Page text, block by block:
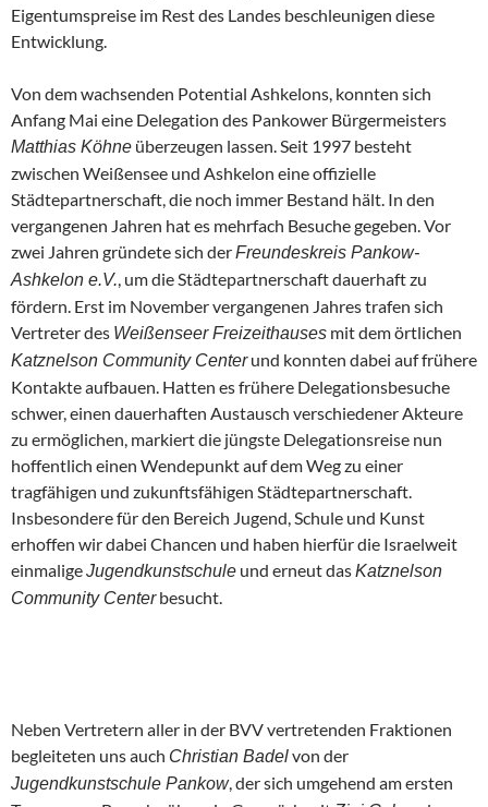
Eigentumspreise im Rest des Landes beschleunigen diese
Entwicklung.
Von dem wachsenden Potential Ashkelons, konnten sich
Anfang Mai eine Delegation des Pankower Bürgermeisters
Matthias Köhne überzeugen lassen. Seit 1997 besteht
zwischen Weißensee und Ashkelon eine offizielle
Städtepartnerschaft, die noch immer Bestand hält. In den
vergangenen Jahren hat es mehrfach Besuche gegeben. Vor
zwei Jahren gründete sich derFreundeskreis Pankow-
Ashkelon e.V., um die Städtepartnerschaft dauerhaft zu
fördern. Erst im November vergangenen Jahres trafen sich
Vertreter des Weißenseer Freizeithauses mit dem örtlichen
Katznelson Community Centerund konnten dabei auf frühere
Kontakte aufbauen. Hatten es frühere Delegationsbesuche
schwer, einen dauerhaften Austausch verschiedener Akteure
zu ermöglichen, markiert die jüngste Delegationsreise nun
hoffentlich einen Wendepunkt auf dem Weg zu einer
tragfähigen und zukunftsfähigen Städtepartnerschaft.
Insbesondere für den Bereich Jugend, Schule und Kunst
erhoffen wir dabei Chancen und haben hierfür die Israelweit
einmaligeJugendkunstschule und erneut dasKatznelson
Community Centerbesucht.
Neben Vertretern aller in der BVV vertretenden Fraktionen
begleiteten uns auch Christian Badelvon der
Jugendkunstschule Pankow, der sich umgehend am ersten